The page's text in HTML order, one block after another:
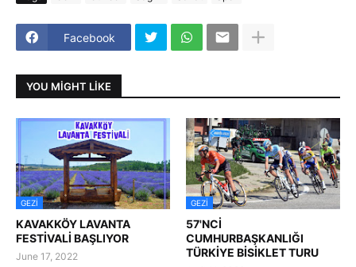
Facebook
YOU MIGHT LIKE
GEZI
KAVAKKÖY LAVANTA
FESTİVALİ BAŞLIYOR
June 17, 2022
GEZI
57'NCİ
CUMHURBAŞKANLIĞI
TÜRKİYE BİSİKLET TURU